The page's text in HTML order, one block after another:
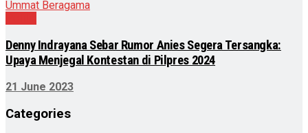
Denny Indrayana Sebar Rumor Anies Segera Tersangka:
Upaya Menjegal Kontestan di Pilpres 2024
21 June 2023
Categories